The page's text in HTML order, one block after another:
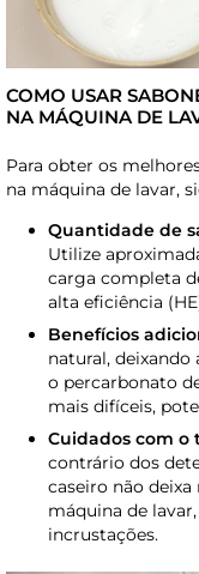
COMO USAR
NA MÁQUINA DE
Para obter os
na máquina de lavar,
Quantidade de
Utilize
carga completa
alta eficiência
Benefícios
natural, deixando
o percarbonato
mais difíceis,
Cuidados com
contrário dos
caseiro não
máquina de
incrustações.